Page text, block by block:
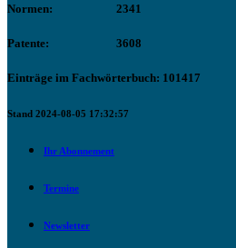
Normen: 2341
Patente: 3608
Einträge im Fachwörterbuch: 101417
Stand 2024-08-05 17:32:57
Ihr Abonnement
Termine
Newsletter